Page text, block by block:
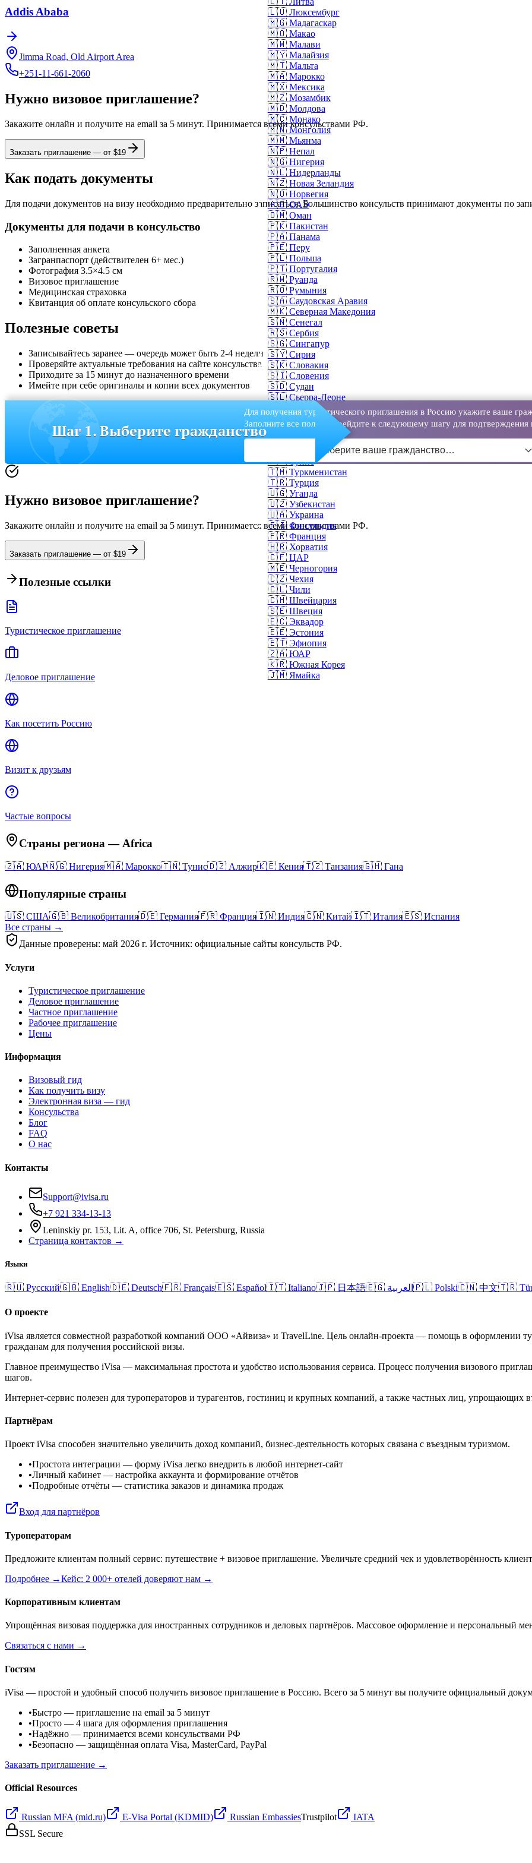
🇱🇺 Люксембург
🇲🇬 Мадагаскар
🇲🇴 Макао
🇲🇼 Малави
🇲🇾 Малайзия
🇲🇹 Мальта
🇲🇦 Марокко
🇲🇽 Мексика
🇲🇿 Мозамбик
🇲🇩 Молдова
🇲🇨 Монако
🇲🇳 Монголия
🇲🇲 Мьянма
🇳🇵 Непал
🇳🇬 Нигерия
🇳🇱 Нидерланды
🇳🇿 Новая Зеландия
🇳🇴 Норвегия
🇦🇪 ОАЭ
🇴🇲 Оман
🇵🇰 Пакистан
🇵🇦 Панама
🇵🇪 Перу
🇵🇱 Польша
🇵🇹 Португалия
🇷🇼 Руанда
🇷🇴 Румыния
🇸🇦 Саудовская Аравия
🇲🇰 Северная Македония
🇸🇳 Сенегал
🇷🇸 Сербия
🇸🇬 Сингапур
🇸🇾 Сирия
🇸🇰 Словакия
🇸🇮 Словения
🇸🇩 Судан
🇸🇱 Сьерра-Леоне
Таиланд
🇹🇼
Тайвань
🇹🇿 Танзания
🇹🇬 Того
Тринидад и Тобаго
🇹🇳 Тунис
🇹🇲 Туркменистан
🇹🇷 Турция
🇺🇬 Уганда
🇺🇿 Узбекистан
🇺🇦 Украина
🇫🇮 Финляндия
🇫🇷 Франция
🇭🇷 Хорватия
🇨🇫 ЦАР
🇲🇪 Черногория
🇨🇿 Чехия
🇨🇱 Чили
🇨🇭 Швейцария
🇸🇪 Швеция
🇪🇨 Эквадор
🇪🇪 Эстония
🇪🇹 Эфиопия
🇿🇦 ЮАР
🇰🇷 Южная Корея
🇯🇲 Ямайка
Addis Ababa
Jimma Road, Old Airport Area
+251-11-661-2060
Нужно визовое приглашение?
Закажите онлайн и получите на email за 5 минут. Принимается всеми консульствами РФ.
Заказать приглашение — от $19
Как подать документы
Для подачи документов на визу необходимо предварительно записаться. Большинство консульств принимают документы по
Документы для подачи в консульство
Заполненная анкета
Загранпаспорт (действителен 6+ мес.)
Фотография 3.5×4.5 см
Визовое приглашение
Медицинская страховка
Квитанция об оплате консульского сбора
Полезные советы
Записывайтесь заранее — очередь может быть 2-4 недели
Проверяйте актуальные требования на сайте консульства
Приходите за 15 минут до назначенного времени
Имейте при себе оригиналы и копии всех документов
Шаг 1. Выберите гражданство
Для получения туристического приглашения в Россию укажите ваше
Заполните все поля и перейдите к следующему шагу для подтверждения
Выберите ваше гражданство…
Нужно визовое приглашение?
Закажите онлайн и получите на email за 5 минут. Принимается всеми консульствами РФ.
Заказать приглашение — от $19
Полезные ссылки
Туристическое приглашение
Деловое приглашение
Как посетить Россию
Визит к друзьям
Частые вопросы
Страны региона — Africa
🇿🇦 ЮАР🇳🇬 Нигерия🇲🇦 Марокко🇹🇳 Тунис🇩🇿 Алжир🇰🇪 Кения🇹🇿 Танзания🇬🇭 Гана
Популярные страны
🇺🇸 США🇬🇧 Великобритания🇩🇪 Германия🇫🇷 Франция🇮🇳 Индия🇨🇳 Китай🇮🇹 Италия🇪🇸 Испания
Все страны →
Данные проверены: май 2026 г. Источник: официальные сайты консульств РФ.
Услуги
Туристическое приглашение
Деловое приглашение
Частное приглашение
Рабочее приглашение
Цены
Информация
Визовый гид
Как получить визу
Электронная виза — гид
Консульства
Блог
FAQ
О нас
Контакты
Support@ivisa.ru
+7 921 334-13-13
Leninskiy pr. 153, Lit. A, office 706, St. Petersburg, Russia
Страница контактов →
Языки
🇷🇺 Русский🇬🇧 English🇩🇪 Deutsch🇫🇷 Français🇪🇸 Español🇮🇹 Italiano🇯🇵 日本語🇪🇬 العربية 🇵🇱 Polski🇨🇳 中文🇹🇷
О проекте
iVisa является совместной разработкой компаний ООО «Айвиза» и TravelLine. Цель онлайн-проекта — помощь в оформлении
гражданам для получения российской визы.
Главное преимущество iVisa — максимальная простота и удобство использования сервиса. Процесс получения визового
шагов.
Интернет-сервис полезен для туроператоров и турагентов, гостиниц и крупных компаний, а также частных лиц, упрощающих
Партнёрам
Проект iVisa способен значительно увеличить доход компаний, бизнес-деятельность которых связана с въездным туризмом.
•Простота интеграции — форму iVisa легко внедрить в любой интернет-сайт
•Личный кабинет — настройка аккаунта и формирование отчётов
•Подробные отчёты — статистика заказов и динамика продаж
Вход для партнёров
Туроператорам
Предложите клиентам полный сервис: путешествие + визовое приглашение. Увеличьте средний чек и удовлетворённость
Подробнее →Кейс: 2 000+ отелей доверяют нам →
Корпоративным клиентам
Упрощённая визовая поддержка для иностранных сотрудников и деловых партнёров. Массовое оформление и персональный
Связаться с нами →
Гостям
iVisa — простой и удобный способ получить визовое приглашение в Россию. Всего за 5 минут вы получите официальный
•Быстро — приглашение на email за 5 минут
•Просто — 4 шага для оформления приглашения
•Надёжно — принимается всеми консульствами РФ
•Безопасно — защищённая оплата Visa, MasterCard, PayPal
Заказать приглашение →
Official Resources
Russian MFA (mid.ru) E-Visa Portal (KDMID) Russian EmbassiesTrustpilot
IATA
SSL Secure